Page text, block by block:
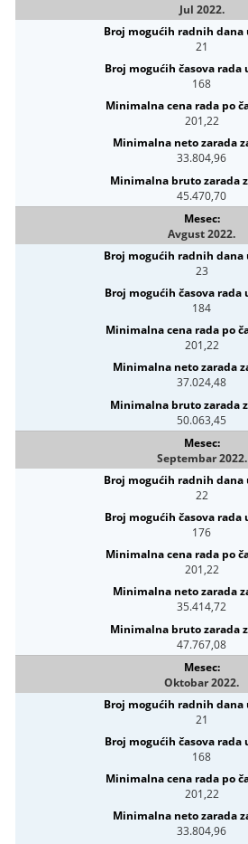
Jul 2022.
21
168
201,22
33.804,96
45.470,70
Avgust 2022.
23
184
201,22
37.024,48
50.063,45
Septembar 2022.
22
176
201,22
35.414,72
47.767,08
Oktobar 2022.
21
168
201,22
33.804,96